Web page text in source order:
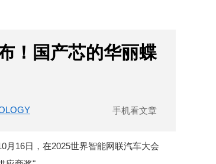
！国产芯的华丽蝶
手机看文章
月16日，在2025世界智能网联汽车大会